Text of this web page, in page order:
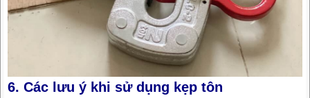
6. Các lưu ý khi sử dụng kẹp tôn